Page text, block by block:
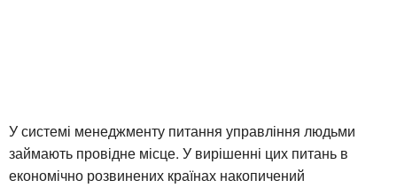
У системі менеджменту питання управління людьми
займають провідне місце. У вирішенні цих питань в
економічно розвинених країнах накопичений